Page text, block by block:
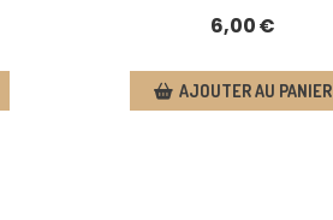
6,00€
AJOUTER AU PANIER